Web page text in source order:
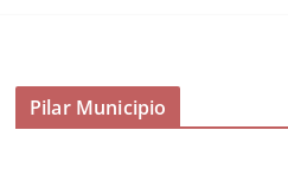
Pilar Municipio